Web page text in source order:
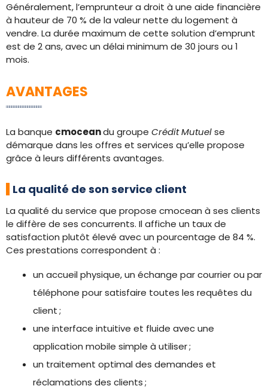
Généralement, l’emprunteur a droit à une aide financière
à hauteur de 70 % de la valeur nette du logement à
vendre. La durée maximum de cette solution d’emprunt
est de 2 ans, avec un délai minimum de 30 jours ou 1
mois.
AVANTAGES
La banque cmoceandu groupe Crédit Mutuelse
démarque dans les offres et services qu’elle propose
grâce à leurs différents avantages.
La qualité de son service client
La qualité du service que propose cmocean à ses clients
le diffère de ses concurrents. Il affiche un taux de
satisfaction plutôt élevé avec un pourcentage de 84 %.
Ces prestations correspondent à :
un accueil physique, un échange par courrier ou par
téléphone pour satisfaire toutes les requêtes du
client ;
une interface intuitive et fluide avec une
application mobile simple à utiliser ;
un traitement optimal des demandes et
réclamations des clients ;